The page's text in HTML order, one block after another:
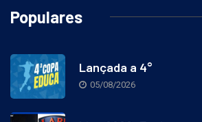
Populares
Lançada a 4°
05/08/2026